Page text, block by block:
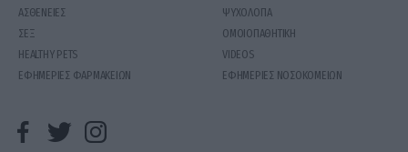
ΑΣΘΕΝΕΙΕΣ
ΨΥΧΟΛΟΓΙΑ
ΣΕΞ
ΟΜΟΙΟΠΑΘΗΤΙΚΗ
HEALTHY PETS
VIDEOS
ΕΦΗΜΕΡΙΕΣ ΦΑΡΜΑΚΕΙΩΝ
ΕΦΗΜΕΡΙΕΣ ΝΟΣΟΚΟΜΕΙΩΝ